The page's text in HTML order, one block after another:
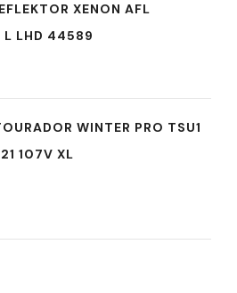
XENON AFL
L LHD 44589
WINTER PRO TSU1
107V XL